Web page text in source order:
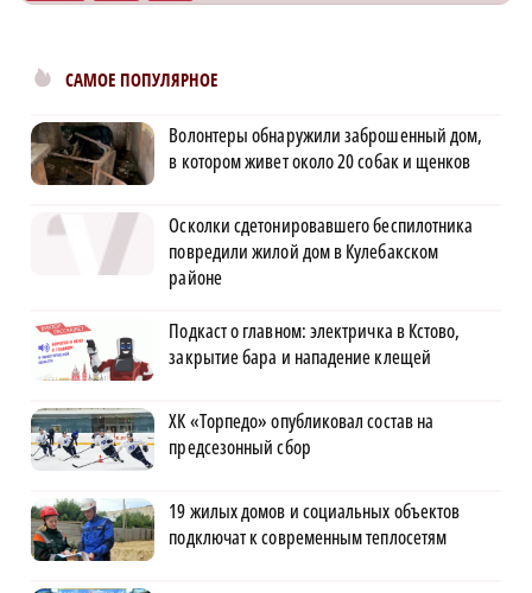
САМОЕ ПОПУЛЯРНОЕ
Волонтеры обнаружили заброшенный дом,
в котором живет около 20 собак и щенков
Осколки сдетонировавшего беспилотника
повредили жилой дом в Кулебакском
районе
Подкаст о главном: электричка в Кстово,
закрытие бара и нападение клещей
ХК «Торпедо» опубликовал состав на
предсезонный сбор
19 жилых домов и социальных объектов
подключат к современным теплосетям